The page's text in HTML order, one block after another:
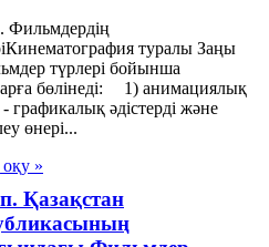
Фильмдердің
туралы Заңы
түрлері бойынша
бөлінеді: 1) анимациялық
графикалық әдістерді және
өнері...
»
Қазақстан